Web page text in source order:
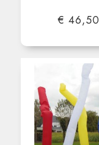
€ 46,50